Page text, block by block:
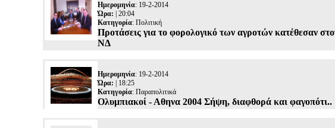
Ημερομηνία: 19-2-2014
Ώρα:
| 20:04
Κατηγορία:Πολιτική
Προτάσεις για το φορολογικό των αγροτών κατέθεσαν
ΝΔ
Ημερομηνία: 19-2-2014
Ώρα:
| 18:25
Κατηγορία:Παραπολιτικά
Ολυμπιακοί - Αθηνα 2004 Σήψη, διαφθορά και φαγοπότι..